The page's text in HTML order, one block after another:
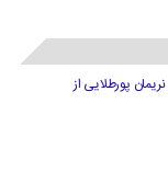
پورطلایی از